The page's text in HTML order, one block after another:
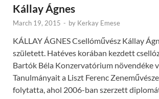
Kállay Ágnes
March 19, 2015 - by Kerkay Emese
KÁLLAY ÁGNES Csellóművész Kállay
született. Hatéves korában kezdett
Bartók Béla Konzervatórium növendéke
Tanulmányait a Liszt Ferenc
folytatta, ahol 2006-ban szerzett